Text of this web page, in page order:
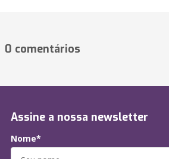
0 comentários
Assine a nossa newsletter
Nome*